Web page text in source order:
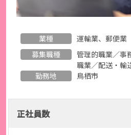
業種
運輸業、郵便業
募集職種
管理的職業／事
職業／配送・輸
勤務地
鳥栖市
正社員数